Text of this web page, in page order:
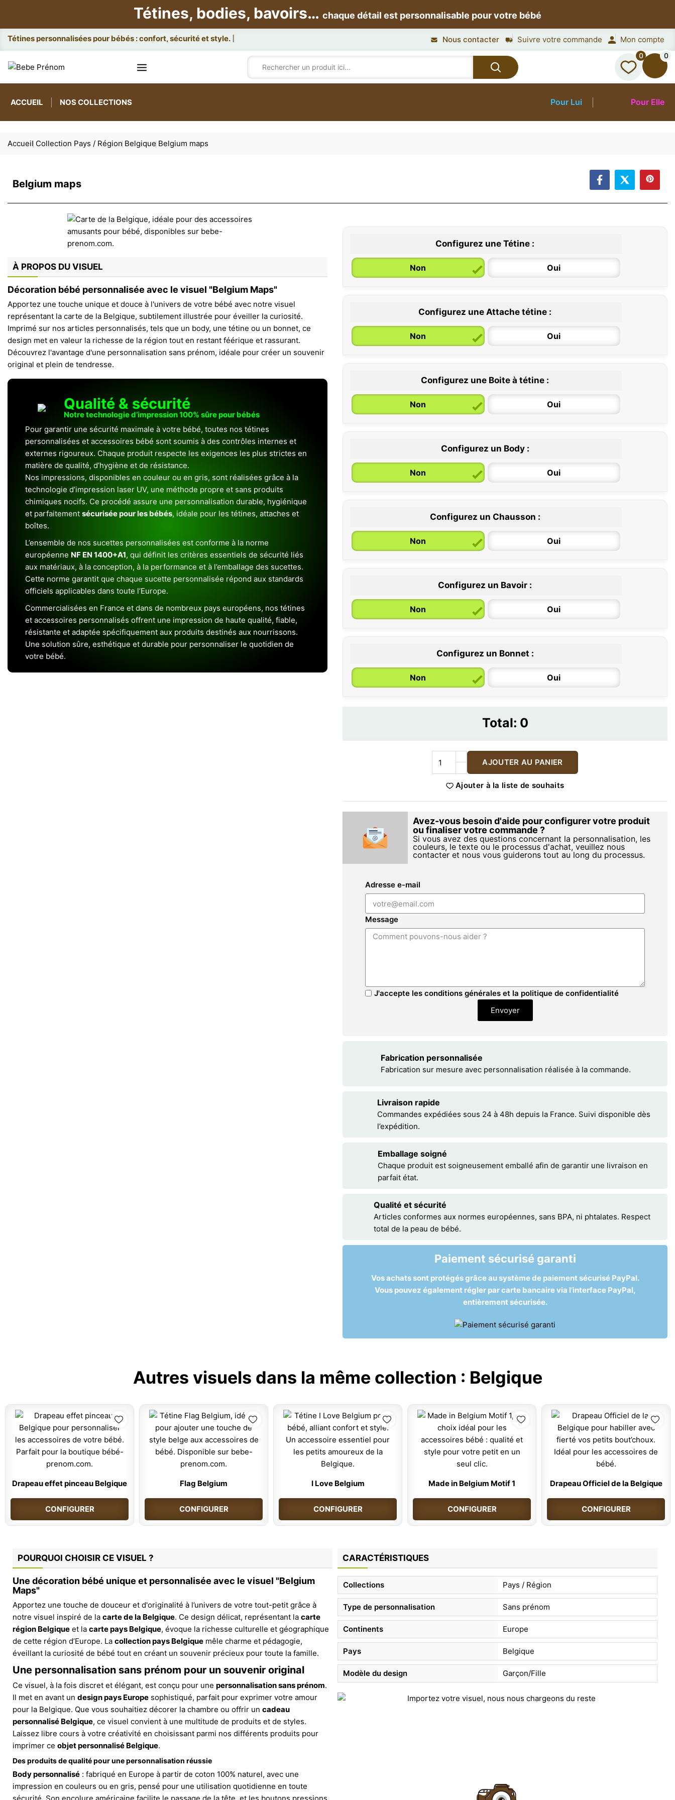
Tétines, bodies, bavoirs… chaque détail est personnalisable pour votre bébé
Attac Nous contacter Suivre votre commande Mon compte
0 0
ACCUEIL NOS COLLECTIONS Pour Lui Pour Elle
Accueil Collection Pays / Région Belgique Belgium maps
Belgium maps
À PROPOS DU VISUEL
Décoration bébé personnalisée avec le visuel "Belgium Maps"
Apportez une touche unique et douce à l'univers de votre bébé avec notre visuel
représentant la carte de la Belgique, subtilement illustrée pour éveiller la curiosité.
Imprimé sur nos articles personnalisés, tels que un body, une tétine ou un bonnet, ce
design met en valeur la richesse de la région tout en restant féérique et rassurant.
Découvrez l'avantage d'une personnalisation sans prénom, idéale pour créer un souvenir
original et plein de tendresse.
Qualité & sécurité
Notre technologie d’impression 100% sûre pour bébés
Pour garantir une sécurité maximale à votre bébé, toutes nos tétines
personnalisées et accessoires bébé sont soumis à des contrôles internes et
externes rigoureux. Chaque produit respecte les exigences les plus strictes en
matière de qualité, d’hygiène et de résistance.
Nos impressions, disponibles en couleur ou en gris, sont réalisées grâce à la
technologie d’impression laser UV, une méthode propre et sans produits
chimiques nocifs. Ce procédé assure une personnalisation durable, hygiénique
et parfaitement sécurisée pour les bébés, idéale pour les tétines, attaches et
boîtes.
L’ensemble de nos sucettes personnalisées est conforme à la norme
européenne NF EN 1400+A1, qui définit les critères essentiels de sécurité liés
aux matériaux, à la conception, à la performance et à l’emballage des sucettes.
Cette norme garantit que chaque sucette personnalisée répond aux standards
officiels applicables dans toute l’Europe.
Commercialisées en France et dans de nombreux pays européens, nos tétines
et accessoires personnalisés offrent une impression de haute qualité, fiable,
résistante et adaptée spécifiquement aux produits destinés aux nourrissons.
Une solution sûre, esthétique et durable pour personnaliser le quotidien de
votre bébé.
Configurez une Tétine :
Non Oui
0 / 6 mois
Configurez une Attache tétine :
Non Oui
Configurez une Boite à tétine :
Non Oui
Configurez un Body :
Non Oui
6 / 12 mois
Configurez un Chausson :
Non Oui
Configurez un Bavoir :
Non Oui
Configurez un Bonnet :
Non Oui
Total: 0
AJOUTER AU PANIER
Ajouter à la liste de souhaits
Avez-vous besoin d'aide pour configurer votre produit
ou finaliser votre commande ?
Si vous avez des questions concernant la personnalisation, les
couleurs, le texte ou le processus d'achat, veuillez nous
contacter et nous vous guiderons tout au long du processus.
Adresse e-mail
Message
J'accepte les conditions générales et la politique de confidentialité
Envoyer
Fabrication personnalisée
Fabrication sur mesure avec personnalisation réalisée à la commande.
Livraison rapide
Commandes expédiées sous 24 à 48h depuis la France. Suivi disponible dès
l’expédition.
Emballage soigné
Chaque produit est soigneusement emballé afin de garantir une livraison en
parfait état.
Qualité et sécurité
Articles conformes aux normes européennes, sans BPA, ni phtalates. Respect
total de la peau de bébé.
Paiement sécurisé garanti
Vos achats sont protégés grâce au système de paiement sécurisé PayPal.
Vous pouvez également régler par carte bancaire via l’interface PayPal,
entièrement sécurisée.
Autres visuels dans la même collection : Belgique
Drapeau effet pinceau Belgique
CONFIGURER
Flag Belgium
CONFIGURER
I Love Belgium
CONFIGURER
Made in Belgium Motif 1
CONFIGURER
Drapeau Officiel de la Belgique
CONFIGURER
POURQUOI CHOISIR CE VISUEL ?
Une décoration bébé unique et personnalisée avec le visuel "Belgium
Maps"
Apportez une touche de douceur et d'originalité à l’univers de votre tout-petit grâce à
notre visuel inspiré de la carte de la Belgique. Ce design délicat, représentant la carte
région Belgique et la carte pays Belgique, évoque la richesse culturelle et géographique
de cette région d’Europe. La collection pays Belgique mêle charme et pédagogie,
éveillant la curiosité de bébé tout en créant un souvenir précieux pour toute la famille.
Une personnalisation sans prénom pour un souvenir original
Ce visuel, à la fois discret et élégant, est conçu pour une personnalisation sans prénom.
Il met en avant un design pays Europe sophistiqué, parfait pour exprimer votre amour
pour la Belgique. Que vous souhaitiez décorer la chambre ou offrir un cadeau
personnalisé Belgique, ce visuel convient à une multitude de produits et de styles.
Laissez libre cours à votre créativité en choisissant parmi nos différents produits pour
imprimer ce objet personnalisé Belgique.
Des produits de qualité pour une personnalisation réussie
Body personnalisé : fabriqué en Europe à partir de coton 100% naturel, avec une
impression en couleurs ou en gris, pensé pour une utilisation quotidienne en toute
CARACTÉRISTIQUES
Collections Pays / Région
Type de personnalisation Sans prénom
Continents Europe
Pays Belgique
Modèle du design Garçon/Fille